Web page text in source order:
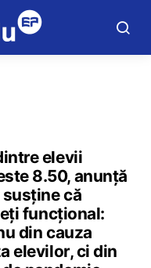
elevii
8.50, anunță
că
funcțional:
din cauza
elevilor, ci din